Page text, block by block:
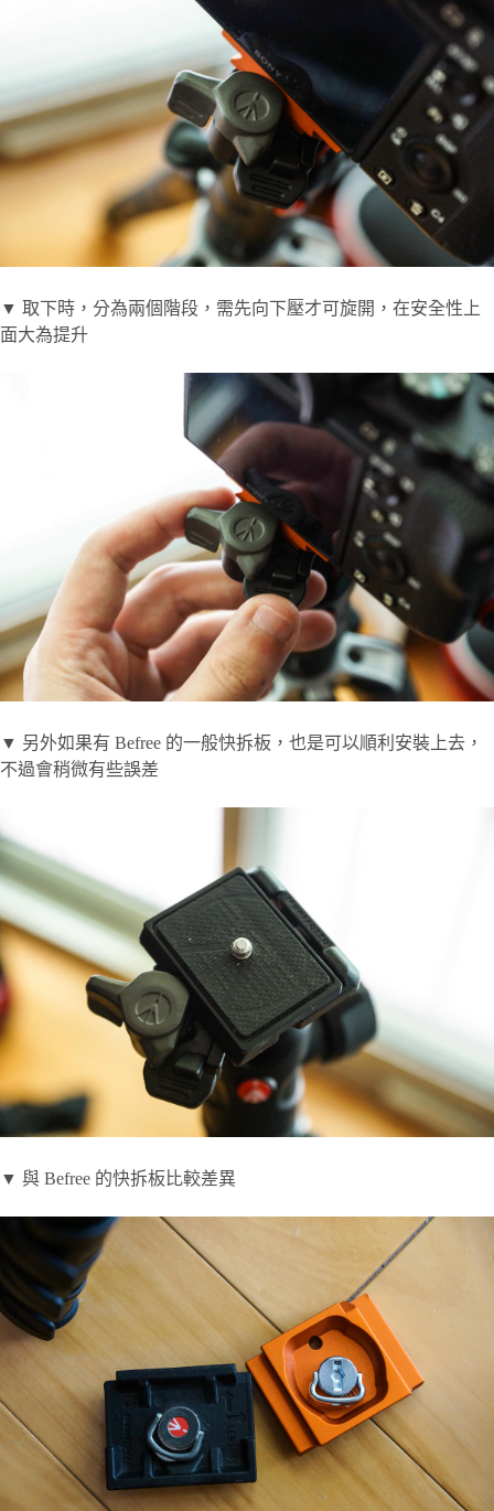
▼ 取下時，分為兩個階段，需先向下壓才可旋開，在安全性上
面大為提升
▼ 另外如果有 Befree 的一般快拆板，也是可以順利安裝上去，
不過會稍微有些誤差
▼ 與 Befree 的快拆板比較差異